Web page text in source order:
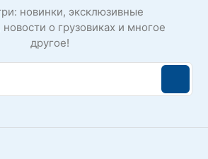
новинки, эксклюзивные
о грузовиках и многое
другое!